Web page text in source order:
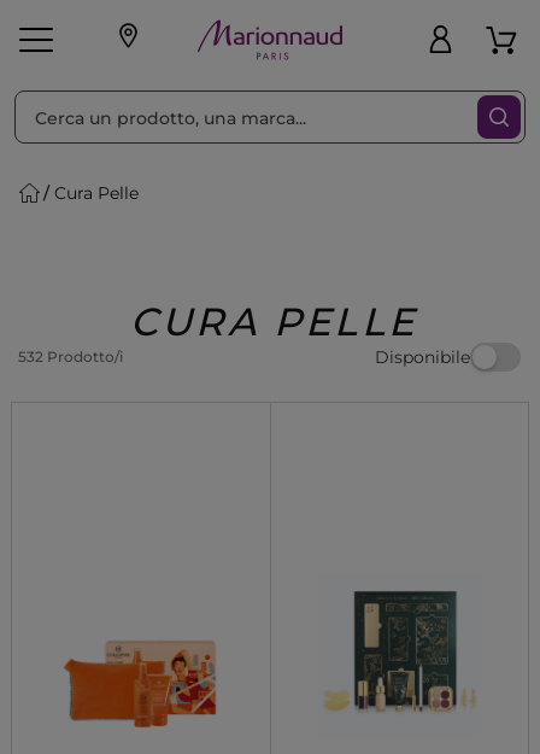
Make-up
Regalo
Cura Pelle
CURA PELLE
532 Prodotto/i Disponibile
Ordina per Filtra